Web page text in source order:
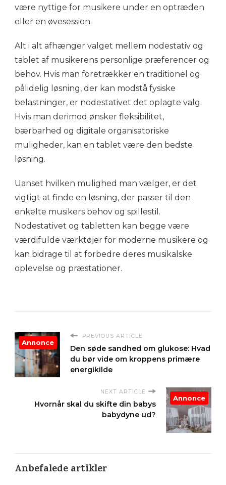
være nyttige for musikere under en optræden
eller en øvesession.
Alt i alt afhænger valget mellem nodestativ og
tablet af musikerens personlige præferencer og
behov. Hvis man foretrækker en traditionel og
pålidelig løsning, der kan modstå fysiske
belastninger, er nodestativet det oplagte valg.
Hvis man derimod ønsker fleksibilitet,
bærbarhed og digitale organisatoriske
muligheder, kan en tablet være den bedste
løsning.
Uanset hvilken mulighed man vælger, er det
vigtigt at finde en løsning, der passer til den
enkelte musikers behov og spillestil.
Nodestativet og tabletten kan begge være
værdifulde værktøjer for moderne musikere og
kan bidrage til at forbedre deres musikalske
oplevelse og præstationer.
PREVIOUS ARTICLE
Den søde sandhed om glukose: Hvad
du bør vide om kroppens primære
energikilde
Annonce
NEXT ARTICLE
Hvornår skal du skifte din babys
babydyne ud?
Annonce
Anbefalede artikler